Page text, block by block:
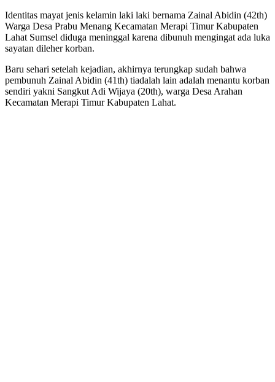
Identitas mayat jenis kelamin laki laki bernama Zainal Abidin (42th)
Warga Desa Prabu Menang Kecamatan Merapi Timur Kabupaten
Lahat Sumsel diduga meninggal karena dibunuh mengingat ada luka
sayatan dileher korban.
Baru sehari setelah kejadian, akhirnya terungkap sudah bahwa
pembunuh Zainal Abidin (41th) tiadalah lain adalah menantu korban
sendiri yakni Sangkut Adi Wijaya (20th), warga Desa Arahan
Kecamatan Merapi Timur Kabupaten Lahat.